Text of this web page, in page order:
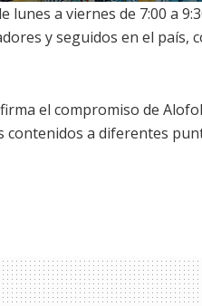
lunes a viernes de 7:00 a
y seguidos en el país,
el compromiso de
contenidos a diferentes